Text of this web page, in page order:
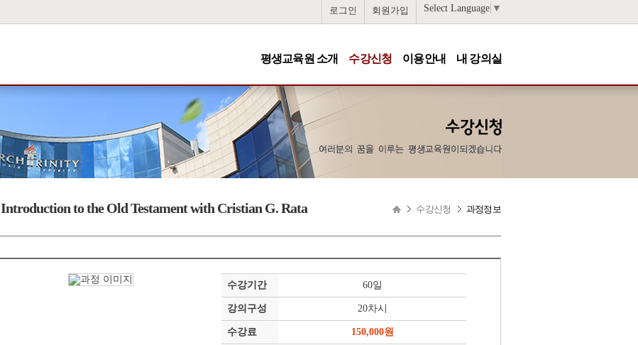
로그인 회원가입
평생교육원 소개 수강신청 이용안내 내 강의실
Select Language ▼
수강신청 과정정보
Introduction to the Old Testament with Cristian G. Rata
수강기간 60일
강의구성 20차시
수강료 150,000원